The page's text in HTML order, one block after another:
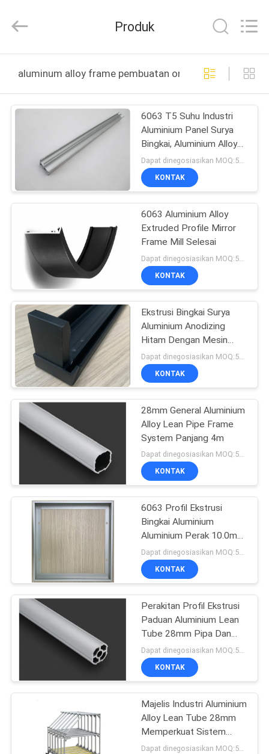
PRODUK
TAMPILAN
TENTANG
TUR
PABRIK
KONTROL
KUALITAS
HUBUNGI
KAMI
BERITA
PERMINTAAN
PENAWARAN
SITEMAP
PRIVACY
POLICY
Rights
Produk
aluminum alloy frame pembuatan online
6063 T5 Suhu Industri
Aluminium Panel Surya
Bingkai, Aluminium Alloy
Frame
Dapat dinegosiasikan MOQ:500KGS
KONTAK
6063 Aluminium Alloy
Extruded Profile Mirror
Frame Mill Selesai
KONTAK
Ekstrusi Bingkai Surya
Aluminium Anodizing
Hitam Dengan Mesin
CNC
KONTAK
28mm General Aluminium
Alloy Lean Pipe Frame
System Panjang 4m
Dapat dinegosiasikan MOQ:500kg
KONTAK
6063 Profil Ekstrusi
Bingkai Aluminium
Aluminium Perak 10.0mm
Kustom
Dapat dinegosiasikan MOQ:500KGS
KONTAK
Perakitan Profil Ekstrusi
Paduan Aluminium Lean
Tube 28mm Pipa Dan
Sistem Sambungan
KONTAK
Majelis Industri Aluminium
Alloy Lean Tube 28mm
Memperkuat Sistem
Sambungan Pipa Rangka